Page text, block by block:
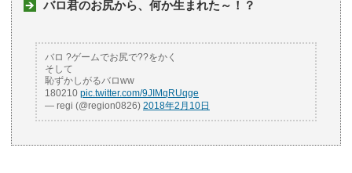
バロ君のお尻から、何か生まれた～！？
バロ ?ゲームでお尻で??をかく
そして
恥ずかしがるバロww
180210 pic.twitter.com/9JIMqRUqge
— regi (@region0826) 2018年2月10日